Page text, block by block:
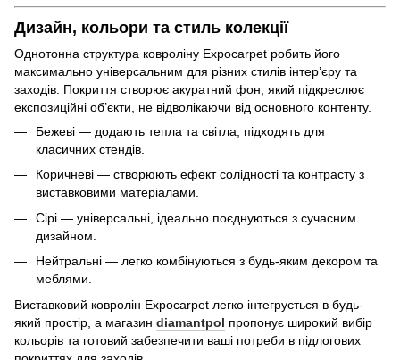
Дизайн, кольори та стиль колекції
Однотонна структура ковроліну Expocarpet робить його
максимально універсальним для різних стилів інтер’єру та
заходів. Покриття створює акуратний фон, який підкреслює
експозиційні об’єкти, не відволікаючи від основного контенту.
Бежеві — додають тепла та світла, підходять для
класичних стендів.
Коричневі — створюють ефект солідності та контрасту з
виставковими матеріалами.
Сірі — універсальні, ідеально поєднуються з сучасним
дизайном.
Нейтральні — легко комбінуються з будь-яким декором та
меблями.
Виставковий ковролін Expocarpet легко інтегрується в будь-
який простір, а магазин diamantpol пропонує широкий вибір
кольорів та готовий забезпечити ваші потреби в підлогових